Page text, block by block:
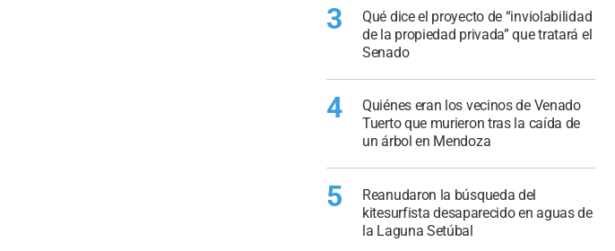
3
Qué dice el proyecto de “inviolabilidad
de la propiedad privada” que tratará el
Senado
4
Quiénes eran los vecinos de Venado
Tuerto que murieron tras la caída de
un árbol en Mendoza
5
Reanudaron la búsqueda del
kitesurfista desaparecido en aguas de
la Laguna Setúbal